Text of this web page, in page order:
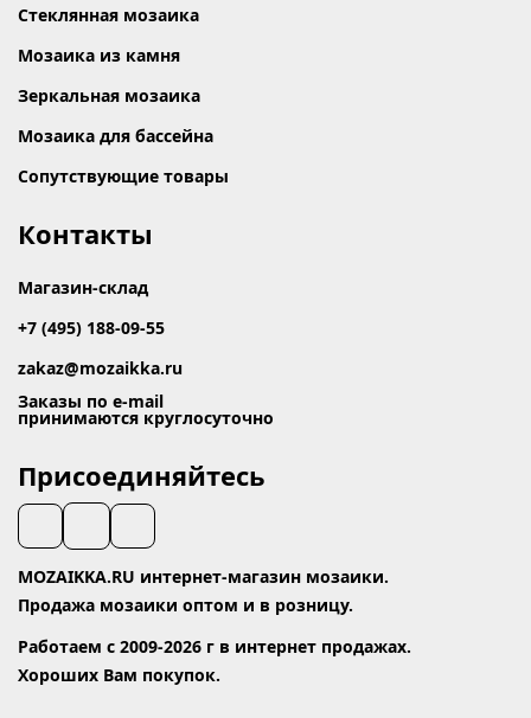
Стеклянная мозаика
Мозаика из камня
Зеркальная мозаика
Мозаика для бассейна
Сопутствующие товары
Контакты
Магазин-склад
+7 (495) 188-09-55
zakaz@mozaikka.ru
Заказы по e-mail
принимаются круглосуточно
Присоединяйтесь
MOZAIKKA.RU интернет-магазин мозаики.
Продажа мозаики оптом и в розницу.
Работаем с 2009-2026 г в интернет продажах.
Хороших Вам покупок.